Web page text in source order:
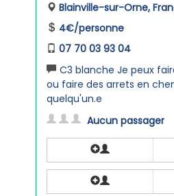
Blainville-sur-Orne,
4€/personne
07 70 03 93 04
C3 blanche Je peux
ou faire des arrets en
quelqu'un.e
Aucun passager